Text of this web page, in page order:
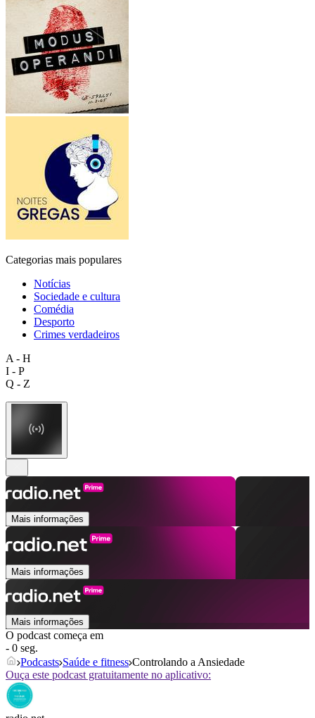
Categorias mais populares
Notícias
Sociedade e cultura
Comédia
Desporto
Crimes verdadeiros
A - H
I - P
Q - Z
Mais informações
Mais informações
Mais informações
O podcast começa em
- 0 seg.
Podcasts Saúde e fitness Controlando a Ansiedade
Ouça este podcast gratuitamente no aplicativo: